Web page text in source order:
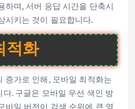
하며, 서버 응답 시간을 단축시
시키는 것이 필요합니다.
적화
증가로 인해, 모바일 최적화는
. 구글은 모바일 우선 색인 방
바일 버전이 검색 순위에 큰 영